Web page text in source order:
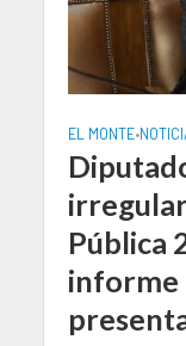
EL MONTE•
Pública
informe